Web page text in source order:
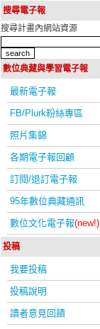
搜尋電子報
搜尋計畫內網站資源
數位典藏與學習電子報
最新電子報
FB/Plurk粉絲專區
照片集錦
各期電子報回顧
訂閱/退訂電子報
95年數位典藏通訊
數位文化電子報(new!)
投稿
我要投稿
投稿說明
讀者意見回饋